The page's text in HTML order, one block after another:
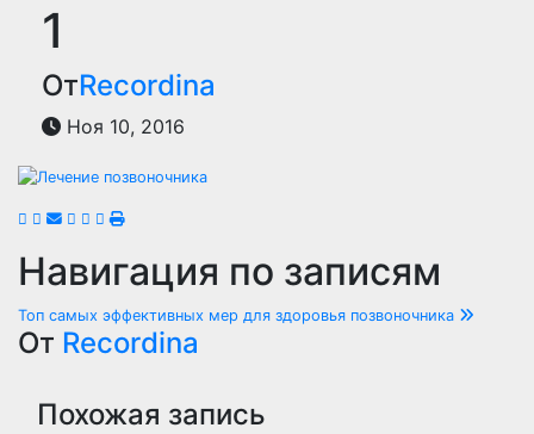
1
ОтRecordina
Ноя 10, 2016
Навигация по записям
Топ самых эффективных мер для здоровья позвоночника
От Recordina
Похожая запись